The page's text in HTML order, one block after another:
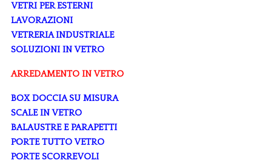
VETRI PER ESTERNI
LAVORAZIONI
VETRERIA INDUSTRIALE
SOLUZIONI IN VETRO
ARREDAMENTO IN VETRO
BOX DOCCIA SU MISURA
SCALE IN VETRO
BALAUSTRE E PARAPETTI
PORTE TUTTO VETRO
PORTE SCORREVOLI